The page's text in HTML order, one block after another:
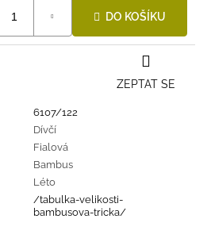
DO KOŠÍKU
6107/122
Dívčí
Fialová
Bambus
Léto
/tabulka-velikosti-
bambusova-tricka/
ZEPTAT SE